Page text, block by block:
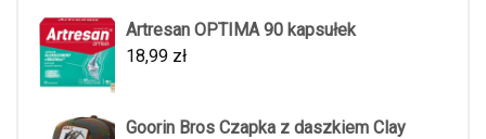
Artresan OPTIMA 90 kapsułek
18,99 zł
Goorin Bros Czapka z daszkiem Clay